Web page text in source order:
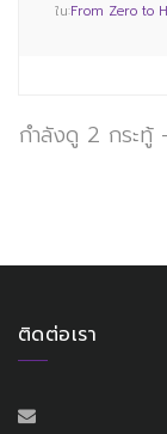
ใน:From Zero to
กำลังดู 2 กระ
ติดต่อเรา